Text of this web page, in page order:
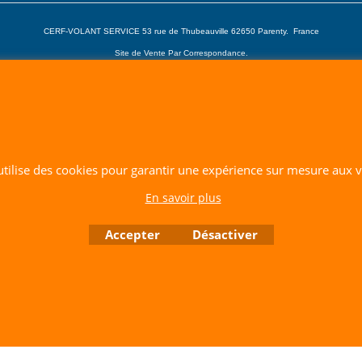
CERF-VOLANT SERVICE 53 rue de Thubeauville 62650 Parenty. France
Site de Vente Par Correspondance.
des cookies pour garantir une expérience sur mesure aux
En savoir plus
Accepter Désactiver